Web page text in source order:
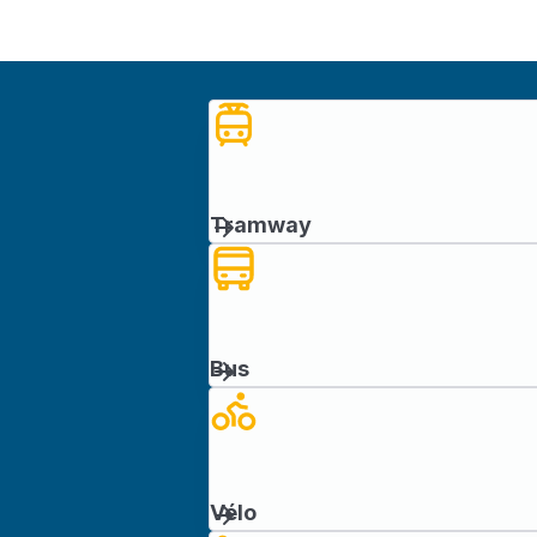
Tramway
Bus
Vélo